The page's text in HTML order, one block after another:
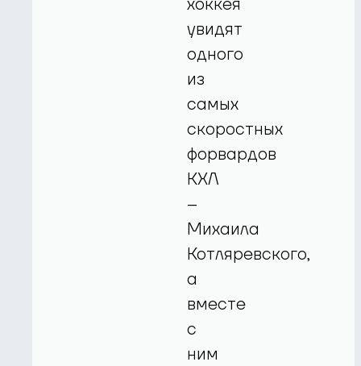
увидят
одного
из
самых
скоростных
форвардов
КХЛ
–
Михаила
Котляревского,
а
вместе
с
ним